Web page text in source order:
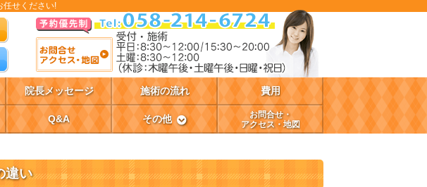
任せください!
院長メッセージ 施術の流れ 費用
Q&A その他
お問合せ・
アクセス・地図
違い